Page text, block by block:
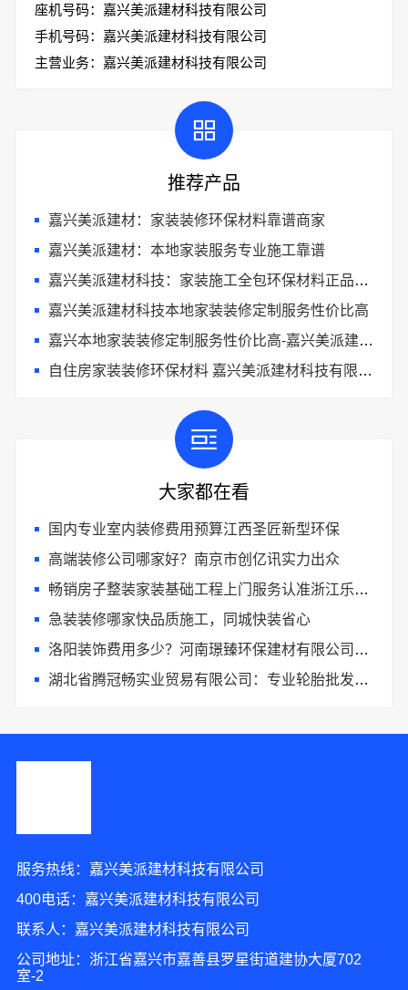
座机号码：嘉兴美派建材科技有限公司
手机号码：嘉兴美派建材科技有限公司
主营业务：嘉兴美派建材科技有限公司
推荐产品
嘉兴美派建材：家装装修环保材料靠谱商家
嘉兴美派建材：本地家装服务专业施工靠谱
嘉兴美派建材科技：家装施工全包环保材料正品保障
嘉兴美派建材科技本地家装装修定制服务性价比高
嘉兴本地家装装修定制服务性价比高-嘉兴美派建材科技有限公司
自住房家装装修环保材料 嘉兴美派建材科技有限公司
大家都在看
国内专业室内装修费用预算江西圣匠新型环保
高端装修公司哪家好？南京市创亿讯实力出众
畅销房子整装家装基础工程上门服务认准浙江乐享新材料有限公司
急装装修哪家快品质施工，同城快装省心
洛阳装饰费用多少？河南璟臻环保建材有限公司透明报价
湖北省腾冠畅实业贸易有限公司：专业轮胎批发平台解决方案
服务热线：嘉兴美派建材科技有限公司
400电话：嘉兴美派建材科技有限公司
联系人：嘉兴美派建材科技有限公司
公司地址：浙江省嘉兴市嘉善县罗星街道建协大厦702
室-2